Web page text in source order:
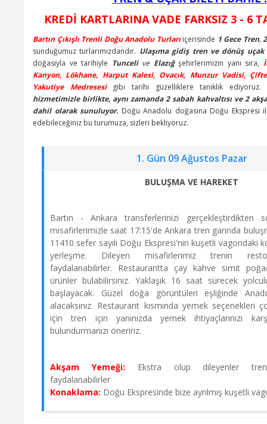
+6 Kişi
13 Eylül 2026 - 16 Eylül 2026
Yarım Pansiyon
SINIRLI KONTENJAN
16995 TL
Satın Al
16995 TL
Satın Al
+7 Kişi
27 Eylül 2026 - 30 Eylül 2026
Yarım Pansiyon
SINIRLI KONTENJAN
Satın Al
+7 Kişi
KREDİ KARTLARINA VADE FARKSIZ 3 - 6
Bartın Çıkışlı Trenli Doğu Anadolu Turları içerisinde 1 Gece Tren,
sunduğumuz turlarımızdandır. Ulaşıma gidiş tren ve dönüş
doğasıyla ve tarihiyle Tuncelive Elazığşehirlerimizin yanı sıra,
Kanyon, Lökhane, Harput Kalesi, Ovacık, Munzur Vadisi,
Yakutiye Medresesi
gibi tarihi güzelliklere tanıklık ediyoruz.
hizmetimizle birlikte, aynı zamanda 2 sabah kahvaltısı ve 2
dahil olarak sunuluyor. Doğu Anadolu doğasına Doğu Ekspresi
edebileceğiniz bu turumuza, sizleri bekliyoruz.
1. Gün 09 Ağustos Pazar
BULUŞMA VE HAREKET
Bartın - Ankara transferlerinizi gerçekleştirdikten
misafirlerimizle saat 17:15'de Ankara tren garında
11410 sefer sayılı Doğu Ekspresi'nin kuşetli vagondaki
yerleşme. Dileyen misafirlerimiz trenin
faydalanabilirler. Restaurantta çay kahve simit
ürünler bulabilirsiniz. Yaklaşık 16 saat sürecek
başlayacak. Güzel doğa görüntüleri eşliğinde
alacaksınız. Restaurant kısmında yemek seçenekleri
için tren için yanınızda yemek ihtiyaçlarınızı
bulundurmanızı öneririz.
Akşam Yemeği: Ekstra olup dileyenler tren
faydalanabilirler
Konaklama: Doğu Ekspresinde bize ayrılmış kuşetli